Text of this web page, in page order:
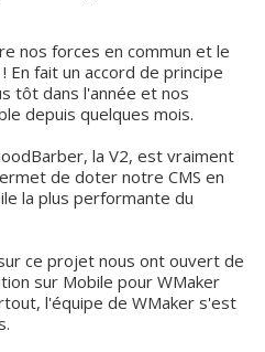
nos forces en commun et le
fait un accord de principe
tôt dans l'année et nos
depuis quelques mois.
la V2, est vraiment
de doter notre CMS en
la plus performante du
ce projet nous ont ouvert de
sur Mobile pour WMaker
l'équipe de WMaker s'est